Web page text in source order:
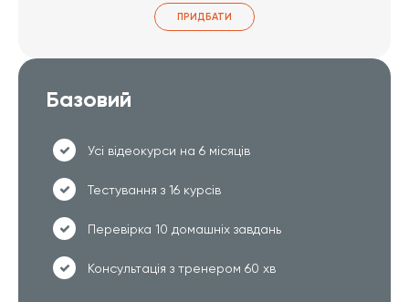
ПРИДБАТИ
Базовий
Усі відеокурси на 6 місяців
Тестування з 16 курсів
Перевірка 10 домашніх завдань
Консультація з тренером 60 хв